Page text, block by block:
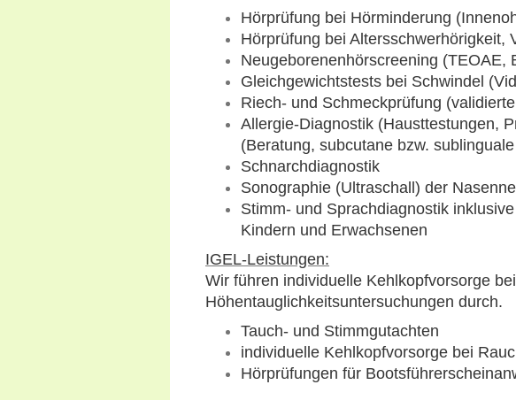
Hörprüfung bei Hörminderung
Hörprüfung bei Altersschwerhörigkeit,
Neugeborenenhörscreening (TEOAE,
Gleichgewichtstests bei Schwindel
Riech- und Schmeckprüfung
Allergie-Diagnostik (Hausttestungen,
(Beratung, subcutane bzw.
Schnarchdiagnostik
Sonographie (Ultraschall) der
Stimm- und Sprachdiagnostik
Kindern und Erwachsenen
IGEL-Leistungen:
Wir führen individuelle Kehlkopfvorsorge
Höhentauglichkeitsuntersuchungen durch.
Tauch- und Stimmgutachten
individuelle Kehlkopfvorsorge bei
Hörprüfungen für